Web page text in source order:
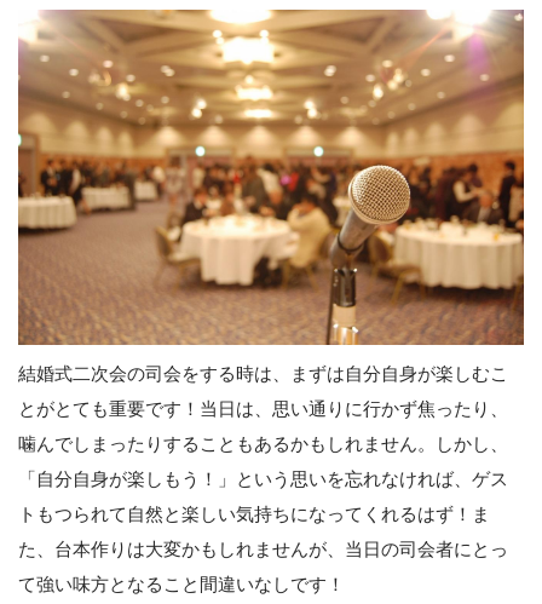
結婚式二次会の司会をする時は、まずは自分自身が楽しむこ
とがとても重要です！当日は、思い通りに行かず焦ったり、
噛んでしまったりすることもあるかもしれません。しかし、
「自分自身が楽しもう！」という思いを忘れなければ、ゲス
トもつられて自然と楽しい気持ちになってくれるはず！ま
た、台本作りは大変かもしれませんが、当日の司会者にとっ
て強い味方となること間違いなしです！